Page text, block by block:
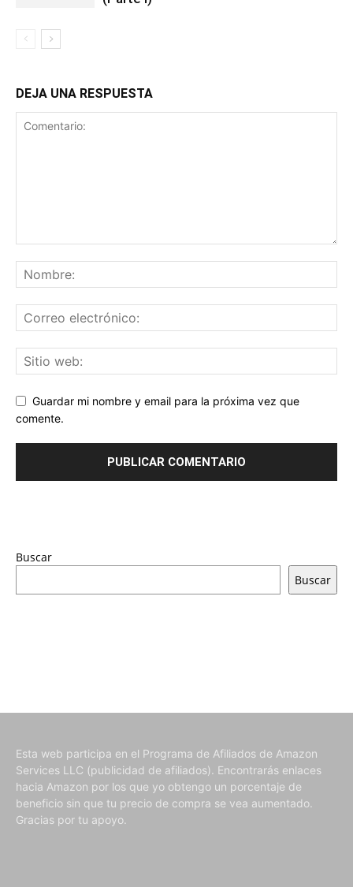
DEJA UNA RESPUESTA
Guardar mi nombre y email para la próxima vez que
comente.
Buscar
Buscar
Esta web participa en el Programa de Afiliados de Amazon
Services LLC (publicidad de afiliados). Encontrarás enlaces
hacia Amazon por los que yo obtengo un porcentaje de
beneficio sin que tu precio de compra se vea aumentado.
Gracias por tu apoyo.